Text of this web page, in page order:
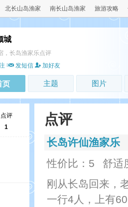
北长山岛渔家 南长山岛渔家 旅游攻略
城
，长岛渔家乐点评
发短信 加好友
页 主题 图片
点评
1
点评
长岛许仙渔家乐
性价比：5
舒适
刚从长岛回来，
一行4人，上有